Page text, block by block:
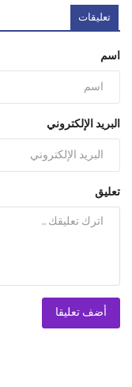
تعليقات
اسم
البريد الإلكتروني
تعليق
أضف تعليقا